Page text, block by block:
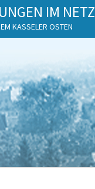
IM NETZ
KASSELER OSTEN